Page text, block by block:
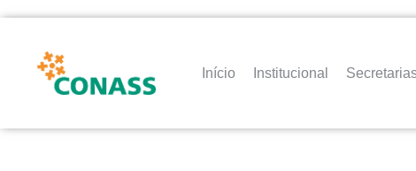
Início Institucional